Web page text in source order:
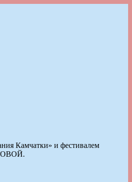
Камчатки» и фестивалем